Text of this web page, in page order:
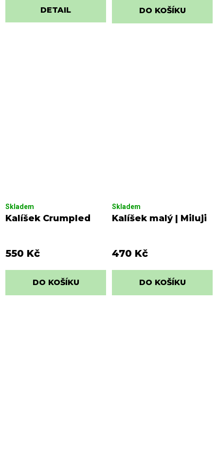
DETAIL DO KOŠÍKU
Kalíšek Crumpled
Skladem
550 Kč
DO KOŠÍKU
Kalíšek malý | Miluji
Skladem
470 Kč
DO KOŠÍKU